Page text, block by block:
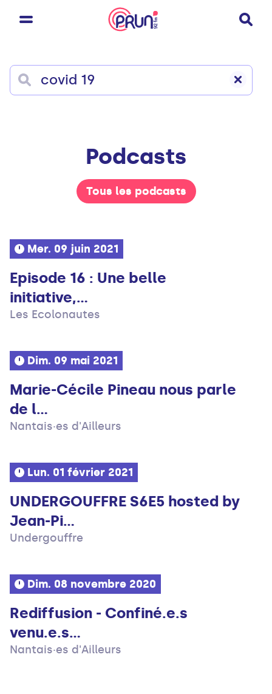
Podcasts
Tous les podcasts
Mer. 09 juin 2021
Episode 16 : Une belle
initiative,...
Les Ecolonautes
Dim. 09 mai 2021
Marie-Cécile Pineau nous parle
de l...
Nantais·es d'Ailleurs
Lun. 01 février 2021
UNDERGOUFFRE S6E5 hosted by
Jean-Pi...
Undergouffre
Dim. 08 novembre 2020
Rediffusion - Confiné.e.s
venu.e.s...
Nantais·es d'Ailleurs